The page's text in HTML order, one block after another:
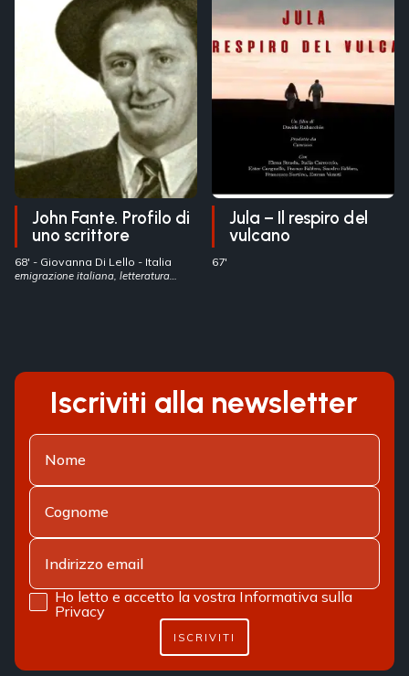
John Fante. Profilo di
uno scrittore
68' - Giovanna Di Lello - Italia
emigrazione italiana, letteratura
Jula – Il respiro del
vulcano
67'
Iscriviti alla newsletter
Ho letto e accetto la vostra Informativa sulla
Privacy
ISCRIVITI